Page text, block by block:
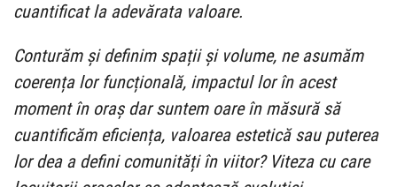
cuantificat la adevărata valoare.
Conturăm și definim spații și volume, ne asumăm
coerența lor funcțională, impactul lor în acest
moment în oraș dar suntem oare în măsură să
cuantificăm eficiența, valoarea estetică sau puterea
lor dea a defini comunități în viitor? Viteza cu care